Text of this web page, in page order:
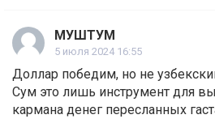
МУШТУМ
5 июля 2024 16:55
Доллар победим, но не
Сум это лишь инструмент для
кармана денег пересланных